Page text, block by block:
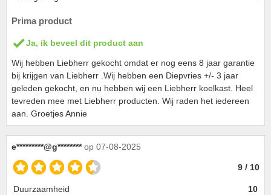
Prima product
Ja, ik beveel dit product aan
Wij hebben Liebherr gekocht omdat er nog eens 8 jaar garantie
bij krijgen van Liebherr .Wij hebben een Diepvries +/- 3 jaar
geleden gekocht, en nu hebben wij een Liebherr koelkast. Heel
tevreden mee met Liebherr producten. Wij raden het iedereen
aan. Groetjes Annie
e*********@g******** op 07-08-2025
9 / 10
Duurzaamheid
10